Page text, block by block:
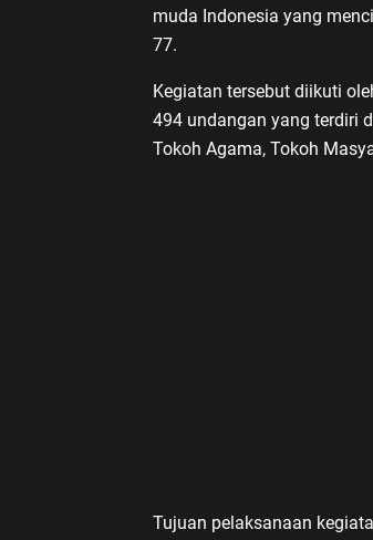
muda Indonesia yang
77.
Kegiatan tersebut diikuti
494 undangan yang terdiri
Tokoh Agama, Tokoh
Tujuan pelaksanaan